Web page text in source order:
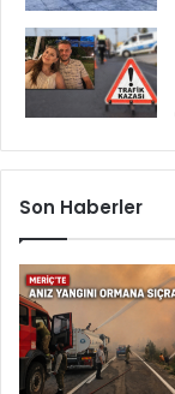
Son Haberler